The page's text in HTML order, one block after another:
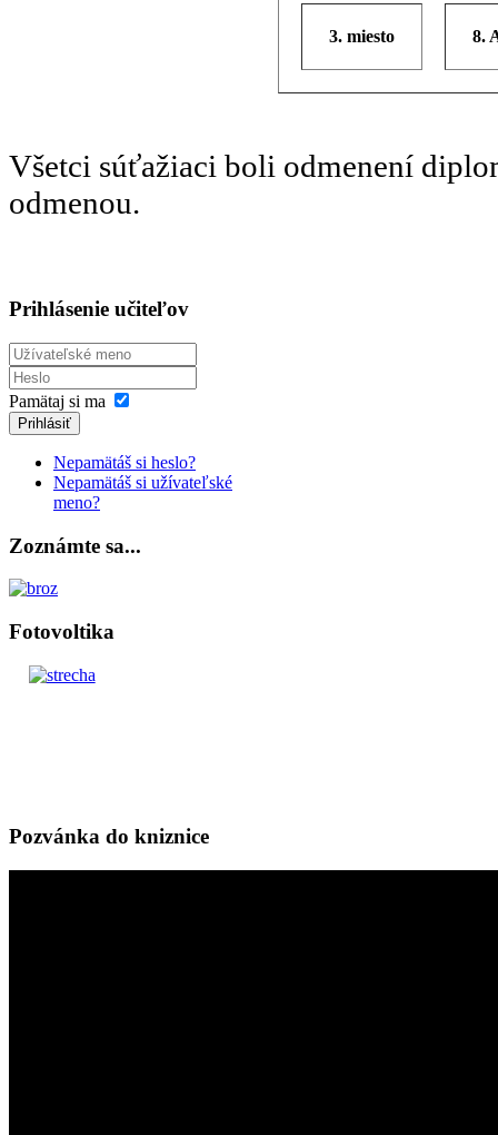
3. miesto 8.
Všetci súťažiaci boli odmenení
odmenou.
Prihlásenie učiteľov
Pamätaj si ma
Prihlásiť
Nepamätáš si heslo?
Nepamätáš si užívateľské
meno?
Zoznámte sa...
Fotovoltika
Pozvánka do kniznice